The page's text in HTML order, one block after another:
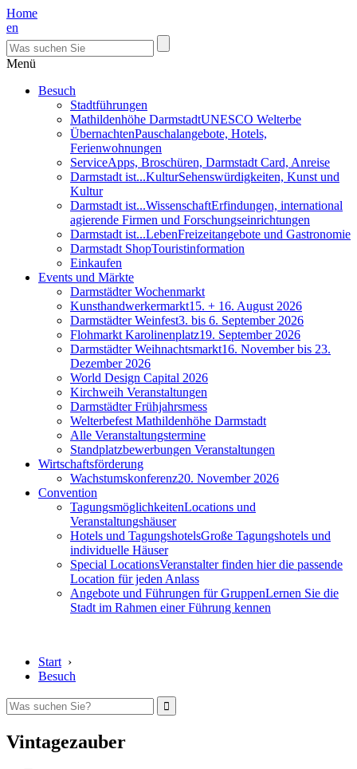
Home
en
Menü
Besuch
Stadtführungen
Mathildenhöhe DarmstadtUNESCO Welterbe
ÜbernachtenPauschalangebote, Hotels,
Ferienwohnungen
ServiceApps, Broschüren, Darmstadt Card, Anreise
Darmstadt ist...KulturSehenswürdigkeiten, Kunst und
Kultur
Darmstadt ist...WissenschaftErfindungen, international
agierende Firmen und Forschungseinrichtungen
Darmstadt ist...LebenFreizeitangebote und Gastronomie
Darmstadt ShopTouristinformation
Einkaufen
Events und Märkte
Darmstädter Wochenmarkt
Kunsthandwerkermarkt15. + 16. August 2026
Darmstädter Weinfest3. bis 6. September 2026
Flohmarkt Karolinenplatz19. September 2026
Darmstädter Weihnachtsmarkt16. November bis 23.
Dezember 2026
World Design Capital 2026
Kirchweih Veranstaltungen
Darmstädter Frühjahrsmess
Welterbefest Mathildenhöhe Darmstadt
Alle Veranstaltungstermine
Standplatzbewerbungen Veranstaltungen
Wirtschaftsförderung
Wachstumskonferenz20. November 2026
Convention
TagungsmöglichkeitenLocations und
Veranstaltungshäuser
Hotels und TagungshotelsGroße Tagungshotels und
individuelle Häuser
Special LocationsVeranstalter finden hier die passende
Location für jeden Anlass
Angebote und Führungen für GruppenLernen Sie die
Stadt im Rahmen einer Führung kennen
Start ›
Besuch
Vintagezauber